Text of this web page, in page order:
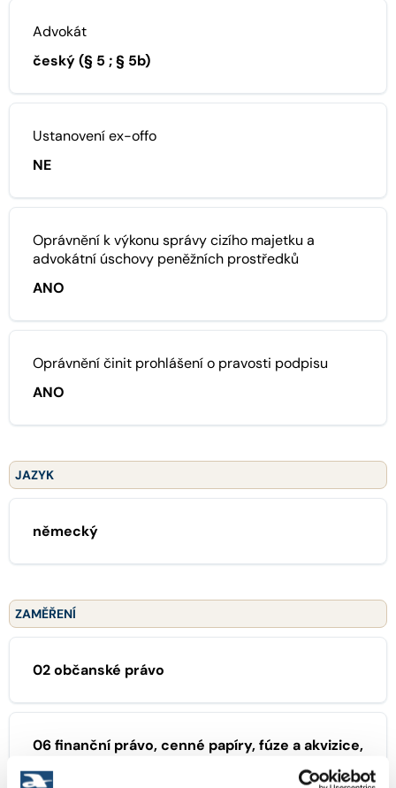
Advokát
český (§ 5 ; § 5b)
Ustanovení ex-offo
NE
Oprávnění k výkonu správy cizího majetku a
advokátní úschovy peněžních prostředků
ANO
Oprávnění činit prohlášení o pravosti podpisu
ANO
JAZYK
německý
ZAMĚŘENÍ
02 občanské právo
06 finanční právo, cenné papíry, fúze a akvizice,